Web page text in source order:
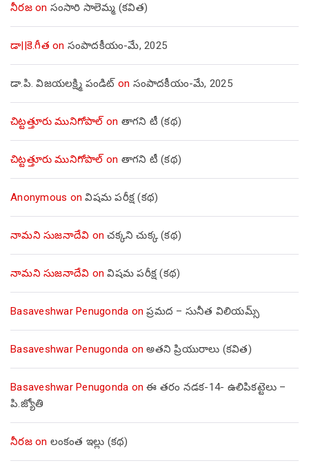
నీరజon సంసారి సాలెమ్మ (కవిత)
డా||కె.గీత on సంపాదకీయం-మే, 2025
డా.పి. విజయలక్ష్మి పండిట్ on సంపాదకీయం-మే, 2025
చిట్టత్తూరు మునిగోపాల్ on తాగని టీ (కథ)
చిట్టత్తూరు మునిగోపాల్ on తాగని టీ (కథ)
Anonymous onవిషమ పరీక్ష (క‌థ‌)
నామని సుజనాదేవి onచక్కని చుక్క (కథ)
నామని సుజనాదేవి onవిషమ పరీక్ష (క‌థ‌)
Basaveshwar Penugonda onప్రమద – సునీత విలియమ్స్
Basaveshwar Penugonda onఅతని ప్రియురాలు (కవిత)
Basaveshwar Penugonda onఈ తరం నడక-14- ఉలిపికట్టెలు –
పి.జ్యోతి
నీరజon లంకంత ఇల్లు (కథ)